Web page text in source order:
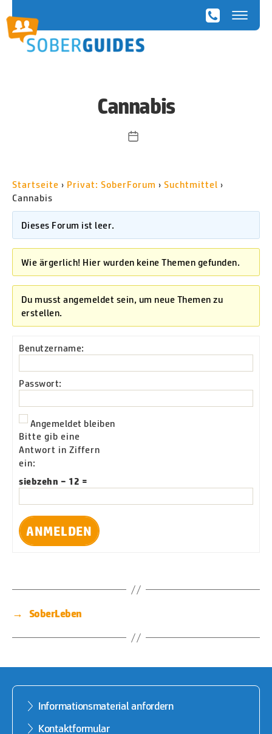
Cannabis
Veröffentlichungsdatum
Startseite › Privat: SoberForum › Suchtmittel ›
Cannabis
Dieses Forum ist leer.
Wie ärgerlich! Hier wurden keine Themen gefunden.
Du musst angemeldet sein, um neue Themen zu
erstellen.
Benutzername:
Passwort:
Angemeldet bleiben
Bitte gib eine
Antwort in Ziffern
ein:
siebzehn − 12 =
ANMELDEN
→ SoberLeben
Informationsmaterial anfordern
Kontaktformular